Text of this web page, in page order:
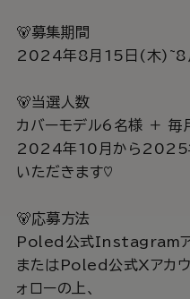
🐻募集期間
2024年8月15日(木
🐻当選人数
カバーモデル6名様 ＋ 毎
2024年10月から2025
いただきます♡
🐻応募方法
Poled公式Instagramア
またはPoled公式Xアカウ
ォローの上、